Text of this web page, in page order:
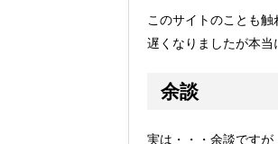
このサイトのことも触
遅くなりましたが本当
余談
実は・・・余談ですが